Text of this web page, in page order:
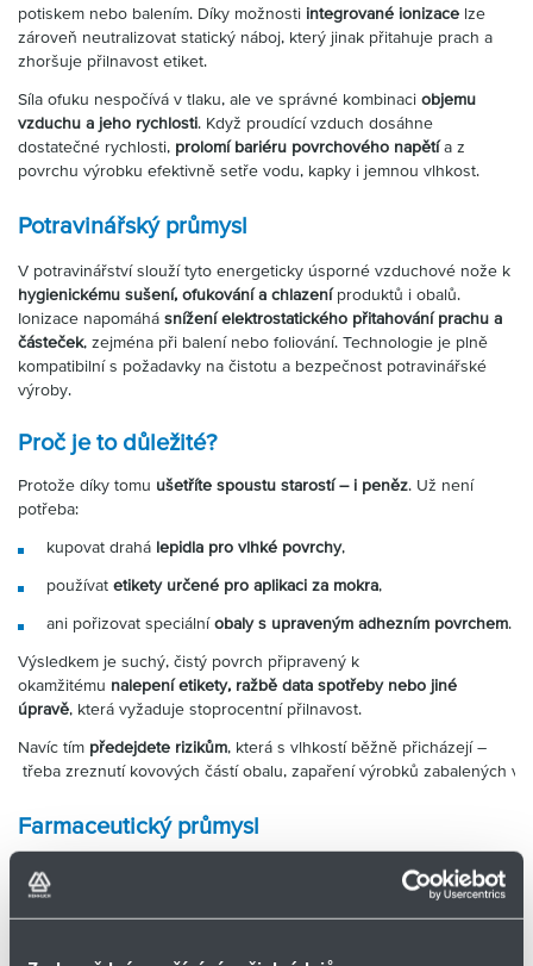
potiskem nebo balením. Díky možnosti integrované ionizace lze
zároveň neutralizovat statický náboj, který jinak přitahuje prach a
zhoršuje přilnavost etiket.
Síla ofuku nespočívá v tlaku, ale ve správné kombinaci objemu
vzduchu a jeho rychlosti. Když proudící vzduch dosáhne
dostatečné rychlosti, prolomí bariéru povrchového napětía z
povrchu výrobku efektivně setře vodu, kapky i jemnou vlhkost.
Potravinářský průmysl
V potravinářství slouží tyto energeticky úsporné vzduchové nože k
hygienickému sušení, ofukování a chlazeníproduktů i obalů.
Ionizace napomáhá snížení elektrostatického přitahování prachu a
částeček, zejména při balení nebo foliování. Technologie je plně
kompatibilní s požadavky na čistotu a bezpečnost potravinářské
výroby.
Proč je to důležité?
Protože díky tomu ušetříte spoustu starostí – i peněz. Už není
potřeba:
kupovat drahá lepidla pro vlhké povrchy,
používat etikety určené pro aplikaci za mokra,
ani pořizovat speciálníobaly s upraveným adhezním povrchem.
Výsledkem je suchý, čistý povrch připravený k
okamžitému nalepení etikety, ražbě data spotřeby nebo jiné
úpravě, která vyžaduje stoprocentní přilnavost.
Navíc tím předejdete rizikům, která s vlhkostí běžně přicházejí–
třeba zreznutí kovových částíobalu, zapařenívýrobků zabalených ve
Farmaceutický průmysl
Ve farmacii je klíčová sterilita. Vzduchové nože s ionizací umožňují
bezkontaktní odstranění prachu a vlhkosti z obalů i produktů, a to v
souladu s nároky na čisté prostory (cleanroom). Výrazně tak